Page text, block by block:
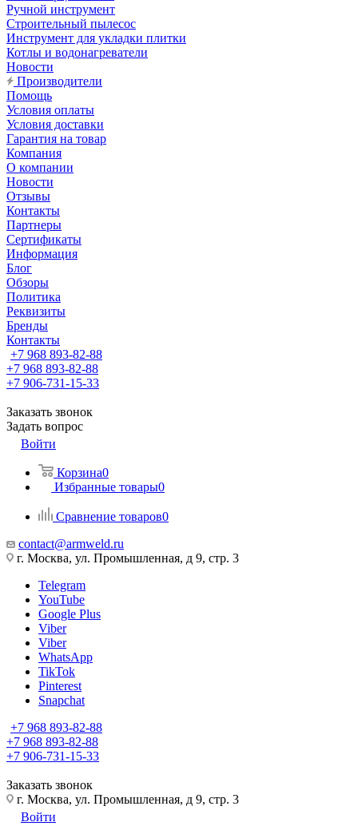
Ручной инструмент
Строительный пылесос
Инструмент для укладки плитки
Котлы и водонагреватели
Новости
Производители
Помощь
Условия оплаты
Условия доставки
Гарантия на товар
Компания
О компании
Новости
Отзывы
Контакты
Партнеры
Сертификаты
Информация
Блог
Обзоры
Политика
Реквизиты
Бренды
Контакты
+7 968 893-82-88
+7 968 893-82-88
+7 906-731-15-33
Заказать звонок
Задать вопрос
Войти
Корзина0
Избранные товары0
Сравнение товаров0
contact@armweld.ru
г. Москва, ул. Промышленная, д 9, стр. 3
Telegram
YouTube
Google Plus
Viber
Viber
WhatsApp
TikTok
Pinterest
Snapchat
+7 968 893-82-88
+7 968 893-82-88
+7 906-731-15-33
Заказать звонок
г. Москва, ул. Промышленная, д 9, стр. 3
Войти